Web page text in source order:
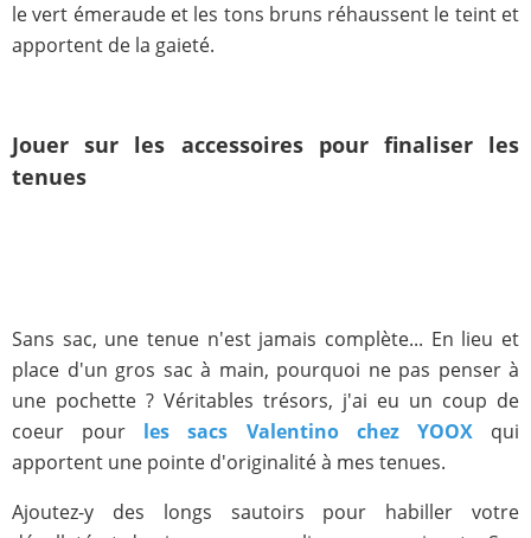
le vert émeraude et les tons bruns réhaussent le teint et
apportent de la gaieté.
Jouer sur les accessoires pour finaliser les
tenues
Sans sac, une tenue n'est jamais complète... En lieu et
place d'un gros sac à main, pourquoi ne pas penser à
une pochette ? Véritables trésors, j'ai eu un coup de
coeur pour les sacs Valentino chez YOOXqui
apportent une pointe d'originalité à mes tenues.
Ajoutez-y des longs sautoirs pour habiller votre